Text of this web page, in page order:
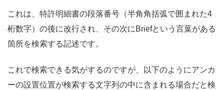
これは、特許明細書の段落番号（半角角括弧で囲まれた4
桁数字）の後に改行され、その次にBriefという言葉がある
箇所を検索する記述です。
これで検索できる気がするのですが、以下のようにアンカ
ーの設置位置が検索する文字列の中に含まれる場合だと検